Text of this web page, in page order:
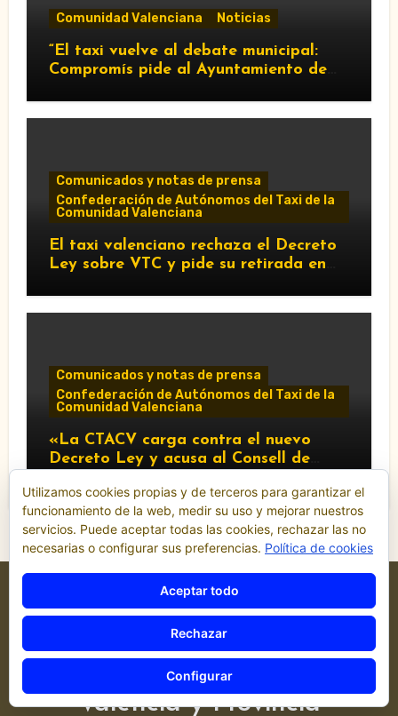
Comunidad Valenciana Noticias
“El taxi vuelve al debate municipal:
Compromís pide al Ayuntamiento de
reclame cambios en la regulación de
Comunicados y notas de prensa
Confederación de Autónomos del Taxi de la
Comunidad Valenciana
El taxi valenciano rechaza el Decreto
Ley sobre VTC y pide su retirada en
Comunicados y notas de prensa
Confederación de Autónomos del Taxi de la
Comunidad Valenciana
«La CTACV carga contra el nuevo
Decreto Ley y acusa al Consell de
Federación Sindical del Taxi de
Valencia y Provincia
Utilizamos cookies propias y de terceros para garantizar el
funcionamiento de la web, medir su uso y mejorar nuestros
servicios. Puede aceptar todas las cookies, rechazar las no
necesarias o configurar sus preferencias. Política de cookies
Aceptar todo
Rechazar
Configurar